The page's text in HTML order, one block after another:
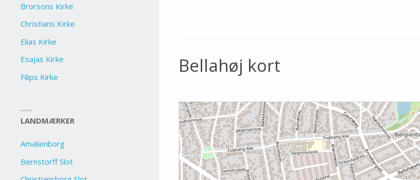
Bellahøj kort
Brorsons Kirke
Christians Kirke
Elias Kirke
Esajas Kirke
Filips Kirke
LANDMÆRKER
Amalienborg
Bernstorff Slot